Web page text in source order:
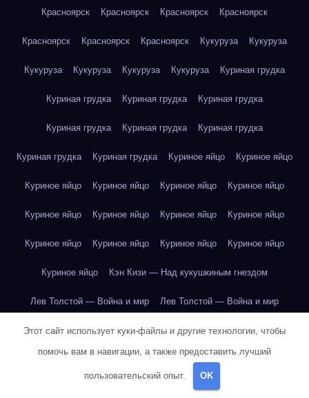
Красноярск Красноярск Красноярск Красноярск
Красноярск Красноярск Красноярск Кукуруза Кукуруза
Кукуруза Кукуруза Кукуруза Кукуруза Куриная грудка
Куриная грудка Куриная грудка Куриная грудка
Куриная грудка Куриная грудка Куриная грудка
Куриная грудка Куриная грудка Куриное яйцо Куриное яйцо
Куриное яйцо Куриное яйцо Куриное яйцо Куриное яйцо
Куриное яйцо Куриное яйцо Куриное яйцо Куриное яйцо
Куриное яйцо Куриное яйцо Куриное яйцо Куриное яйцо
Куриное яйцо Кэн Кизи — Над кукушкиным гнездом
Лев Толстой — Война и мир Лев Толстой — Война и мир
Лев Толстой — Война и мир Лев Толстой — Война и мир
Лев Толстой — Война и мир Лев Толстой — Война и мир
Лев Толстой — Война и мир
Этот сайт использует куки-файлы и другие технологии, чтобы
помочь вам в навигации, а также предоставить лучший
пользовательский опыт. OK